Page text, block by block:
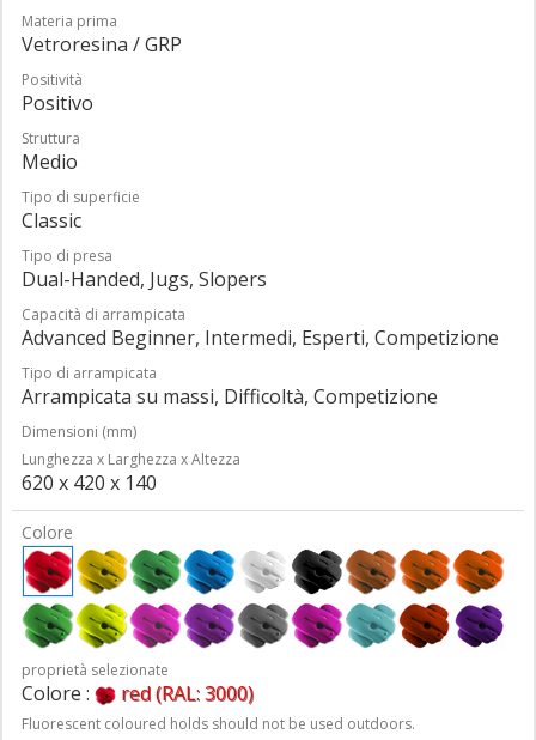
Materia prima
Vetroresina / GRP
Positività
Positivo
Struttura
Medio
Tipo di superficie
Classic
Tipo di presa
Dual-Handed, Jugs, Slopers
Capacità di arrampicata
Advanced Beginner, Intermedi, Esperti, Competizione
Tipo di arrampicata
Arrampicata su massi, Difficoltà, Competizione
Dimensioni (mm)
Lunghezza x Larghezza x Altezza
620 x 420 x 140
Colore
proprietà selezionate
Colore : red (RAL: 3000)
Fluorescent coloured holds should not be used outdoors.